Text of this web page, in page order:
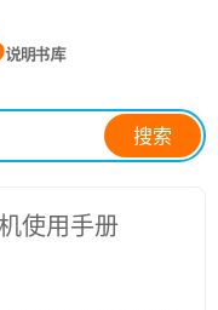
搜索
使用手册